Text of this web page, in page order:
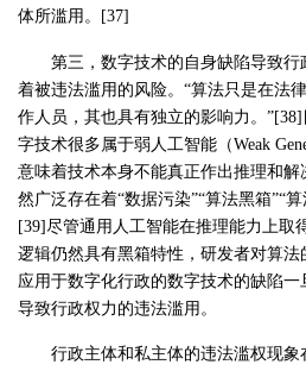
体所滥用。[37]
第三，数字技术的自身缺陷导致
着被违法滥用的风险。“算法只是在法
作人员，其也具有独立的影响力。
字技术很多属于弱人工智能（Weak
意味着技术本身不能真正作出推理和
然广泛存在着“数据污染”“算法黑箱”“
[39]尽管通用人工智能在推理能力上取
逻辑仍然具有黑箱特性，研发者对算
应用于数字化行政的数字技术的缺陷
导致行政权力的违法滥用。
行政主体和私主体的违法滥权现象